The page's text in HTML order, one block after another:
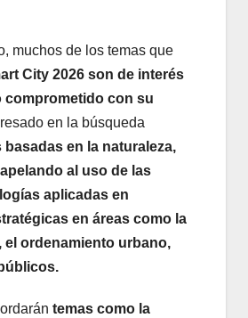
muchos de los temas que
City 2026 son de interés
comprometido con su
en la búsqueda
en la naturaleza,
al uso de las
aplicadas en
en áreas como la
el ordenamiento urbano,
temas como la